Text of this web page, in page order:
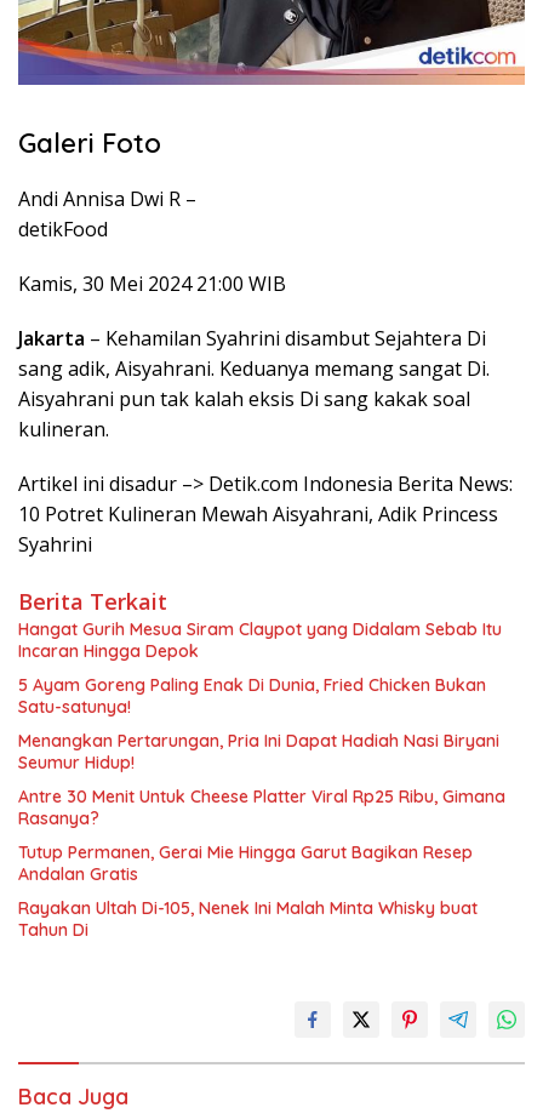
Galeri Foto
Andi Annisa Dwi R –
detikFood
Kamis, 30 Mei 2024 21:00 WIB
Jakarta – Kehamilan Syahrini disambut Sejahtera Di
sang adik, Aisyahrani. Keduanya memang sangat Di.
Aisyahrani pun tak kalah eksis Di sang kakak soal
kulineran.
Artikel ini disadur –> Detik.com Indonesia Berita News:
10 Potret Kulineran Mewah Aisyahrani, Adik Princess
Syahrini
Berita Terkait
Hangat Gurih Mesua Siram Claypot yang Didalam Sebab Itu
Incaran Hingga Depok
5 Ayam Goreng Paling Enak Di Dunia, Fried Chicken Bukan
Satu-satunya!
Menangkan Pertarungan, Pria Ini Dapat Hadiah Nasi Biryani
Seumur Hidup!
Antre 30 Menit Untuk Cheese Platter Viral Rp25 Ribu, Gimana
Rasanya?
Tutup Permanen, Gerai Mie Hingga Garut Bagikan Resep
Andalan Gratis
Rayakan Ultah Di-105, Nenek Ini Malah Minta Whisky buat
Tahun Di
Baca Juga